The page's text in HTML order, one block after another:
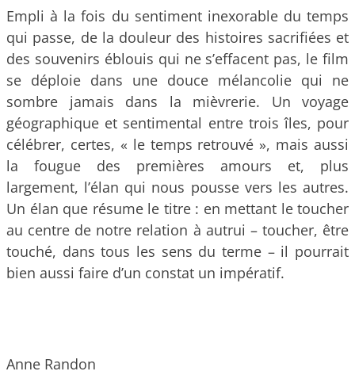
Empli à la fois du sentiment inexorable du temps
qui passe, de la douleur des histoires sacrifiées et
des souvenirs éblouis qui ne s’effacent pas, le film
se déploie dans une douce mélancolie qui ne
sombre jamais dans la mièvrerie. Un voyage
géographique et sentimental entre trois îles, pour
célébrer, certes, « le temps retrouvé », mais aussi
la fougue des premières amours et, plus
largement, l’élan qui nous pousse vers les autres.
Un élan que résume le titre : en mettant le toucher
au centre de notre relation à autrui – toucher, être
touché, dans tous les sens du terme – il pourrait
bien aussi faire d’un constat un impératif.
Anne Randon